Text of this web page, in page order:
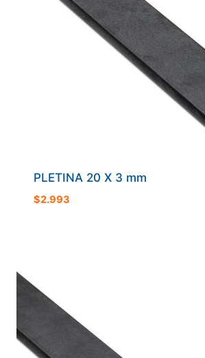
PLETINA 20 X 3 mm
$2.993